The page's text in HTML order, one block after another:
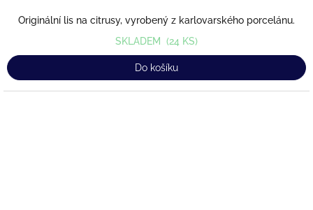
Originální lis na citrusy, vyrobený z karlovarského porcelánu.
SKLADEM (24 KS)
Do košíku